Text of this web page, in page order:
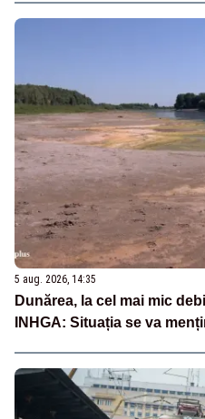
5 aug. 2026, 14:35
Dunărea, la cel mai mic
INHGA: Situația se va